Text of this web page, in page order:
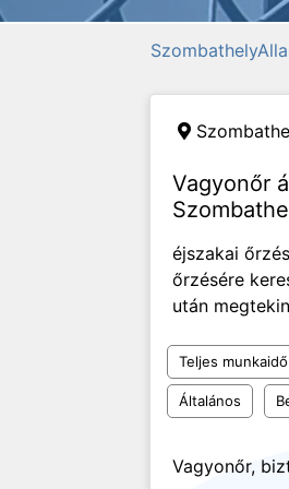
Vagyonőr
éjszakai
őrzésére
után
Teljes
Általános
Vagyonőr,